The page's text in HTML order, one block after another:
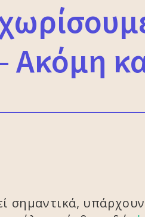
Ακόμη
σημαντικά,